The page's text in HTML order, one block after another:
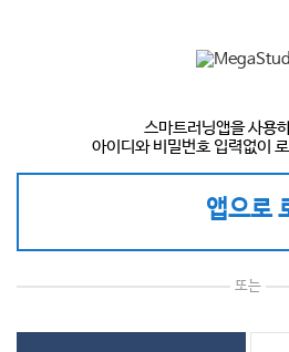
스마트러닝앱을 사용
아이디와 비밀번호 입력없이
앱으로
또는